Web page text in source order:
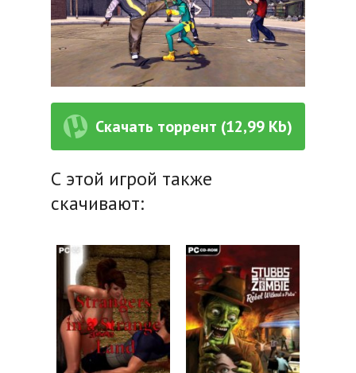
Скачать торрент (12,99 Kb)
С этой игрой также
скачивают: